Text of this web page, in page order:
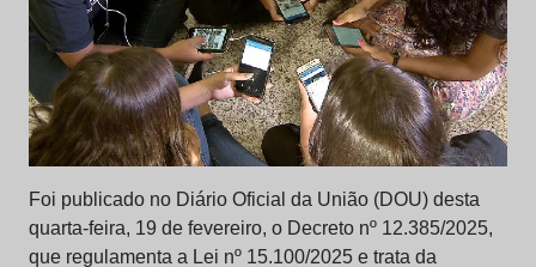
Foi publicado no Diário Oficial da União (DOU) desta
quarta-feira, 19 de fevereiro, o Decreto nº 12.385/2025,
que regulamenta a Lei nº 15.100/2025 e trata da